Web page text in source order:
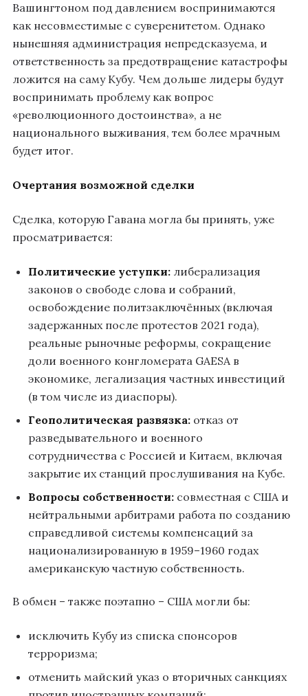
Вашингтоном под давлением воспринимаются
как несовместимые с суверенитетом. Однако
нынешняя администрация непредсказуема, и
ответственность за предотвращение катастрофы
ложится на саму Кубу. Чем дольше лидеры будут
воспринимать проблему как вопрос
«революционного достоинства», а не
национального выживания, тем более мрачным
будет итог.
Очертания возможной сделки
Сделка, которую Гавана могла бы принять, уже
просматривается:
Политические уступки: либерализация
законов о свободе слова и собраний,
освобождение политзаключённых (включая
задержанных после протестов 2021 года),
реальные рыночные реформы, сокращение
доли военного конгломерата GAESA в
экономике, легализация частных инвестиций
(в том числе из диаспоры).
Геополитическая развязка: отказ от
разведывательного и военного
сотрудничества с Россией и Китаем, включая
закрытие их станций прослушивания на Кубе.
Вопросы собственности: совместная с США и
нейтральными арбитрами работа по созданию
справедливой системы компенсаций за
национализированную в 1959–1960 годах
американскую частную собственность.
В обмен – также поэтапно – США могли бы:
исключить Кубу из списка спонсоров
терроризма;
отменить майский указ о вторичных санкциях